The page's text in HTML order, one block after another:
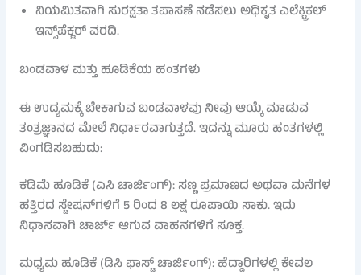
ನಿಯಮಿತವಾಗಿ ಸುರಕ್ಷತಾ ತಪಾಸಣೆ ನಡೆಸಲು ಅಧಿಕೃತ ಎಲೆಕ್ಟ್ರಿಕಲ್
ಇನ್ಸ್‌ಪೆಕ್ಟರ್ ವರದಿ.
ಬಂಡವಾಳ ಮತ್ತು ಹೂಡಿಕೆಯ ಹಂತಗಳು
ಈ ಉದ್ಯಮಕ್ಕೆ ಬೇಕಾಗುವ ಬಂಡವಾಳವು ನೀವು ಆಯ್ಕೆ ಮಾಡುವ
ತಂತ್ರಜ್ಞಾನದ ಮೇಲೆ ನಿರ್ಧಾರವಾಗುತ್ತದೆ. ಇದನ್ನು ಮೂರು ಹಂತಗಳಲ್ಲಿ
ವಿಂಗಡಿಸಬಹುದು:
ಕಡಿಮೆ ಹೂಡಿಕೆ (ಎಸಿ ಚಾರ್ಜಿಂಗ್): ಸಣ್ಣ ಪ್ರಮಾಣದ ಅಥವಾ ಮನೆಗಳ
ಹತ್ತಿರದ ಸ್ಟೇಷನ್‌ಗಳಿಗೆ 5 ರಿಂದ 8 ಲಕ್ಷ ರೂಪಾಯಿ ಸಾಕು. ಇದು
ನಿಧಾನವಾಗಿ ಚಾರ್ಜ್ ಆಗುವ ವಾಹನಗಳಿಗೆ ಸೂಕ್ತ.
ಮಧ್ಯಮ ಹೂಡಿಕೆ (ಡಿಸಿ ಫಾಸ್ಟ್ ಚಾರ್ಜಿಂಗ್): ಹೆದ್ದಾರಿಗಳಲ್ಲಿ ಕೇವಲ